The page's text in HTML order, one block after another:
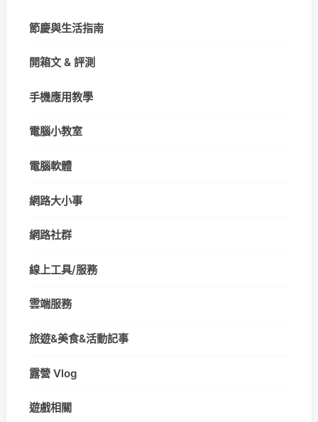
節慶與生活指南
開箱文 & 評測
手機應用教學
電腦小教室
電腦軟體
網路大小事
網路社群
線上工具/服務
雲端服務
旅遊&美食&活動記事
露營 Vlog
遊戲相關